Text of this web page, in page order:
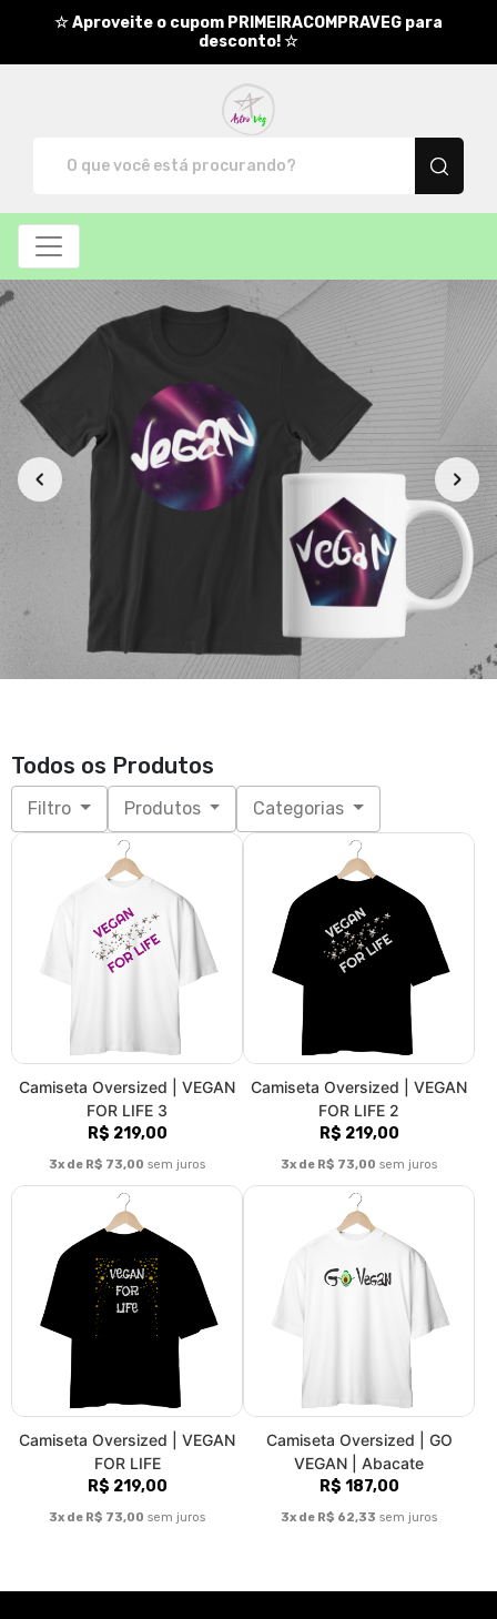
☆ Aproveite o cupom PRIMEIRACOMPRAVEG para
desconto! ☆
Todos os Produtos
Filtro Produtos Categorias
Camiseta Oversized | VEGAN
FOR LIFE 3
R$ 219,00
3x de R$ 73,00 sem juros
Camiseta Oversized | VEGAN
FOR LIFE 2
R$ 219,00
3x de R$ 73,00 sem juros
Camiseta Oversized | VEGAN
FOR LIFE
R$ 219,00
3x de R$ 73,00 sem juros
Camiseta Oversized | GO
VEGAN | Abacate
R$ 187,00
3x de R$ 62,33 sem juros